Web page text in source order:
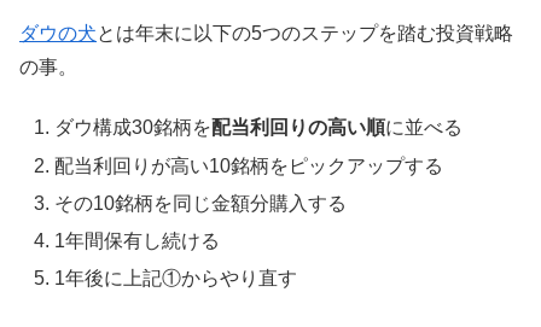
ダウの犬とは年末に以下の5つのステップを踏む投資戦略
の事。
ダウ構成30銘柄を配当利回りの高い順に並べる
配当利回りが高い10銘柄をピックアップする
その10銘柄を同じ金額分購入する
1年間保有し続ける
1年後に上記①からやり直す